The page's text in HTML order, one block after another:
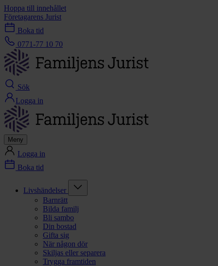
Hoppa till innehållet
Företagarens Jurist
Boka tid
0771-77 10 70
Sök
Logga in
Meny
Logga in
Boka tid
Livshändelser
Barnrätt
Bilda familj
Bli sambo
Din bostad
Gifta sig
När någon dör
Skiljas eller separera
Trygga framtiden